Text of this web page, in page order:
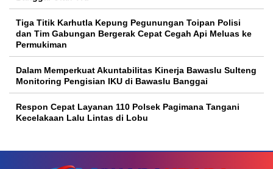
Tiga Titik Karhutla Kepung Pegunungan Toipan Polisi
dan Tim Gabungan Bergerak Cepat Cegah Api Meluas ke
Permukiman
Dalam Memperkuat Akuntabilitas Kinerja Bawaslu Sulteng
Monitoring Pengisian IKU di Bawaslu Banggai
Respon Cepat Layanan 110 Polsek Pagimana Tangani
Kecelakaan Lalu Lintas di Lobu